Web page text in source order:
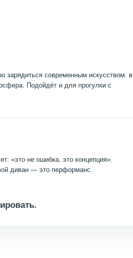
зарядиться современным искусством: в
Подойдёт и для прогулки с
«это не ошибка, это концепция».
диван — это перформанс.